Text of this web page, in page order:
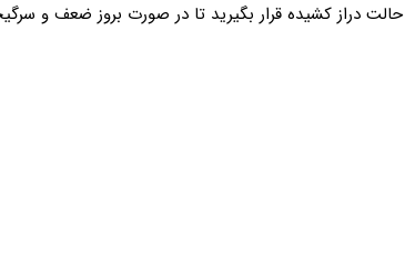
تزریق همچنان در حالت دراز کشیده قرار بگیرید تا در صورت